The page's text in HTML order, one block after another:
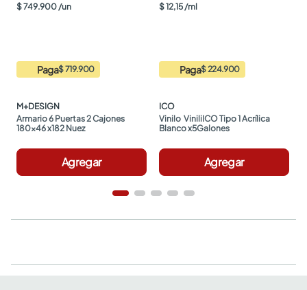
$749.900 /un
Paga$ 719.900
M+DESIGN
Armario 6 Puertas 2 Cajones
180x46 x182 Nuez
Agregar
$12,15 /ml
Paga$ 224.900
ICO
Vinilo  ViniliICO Tipo 1 Acrílica
Blanco x5Galones
Agregar